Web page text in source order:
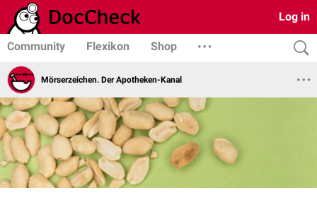
Log in
Community Flexikon Shop
Mörserzeichen. Der Apotheken-Kanal